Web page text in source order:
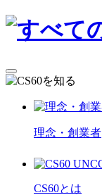
理念・創業者
CS60とは